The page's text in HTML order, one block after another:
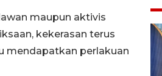
maupun aktivis
kekerasan terus
mendapatkan perlakuan